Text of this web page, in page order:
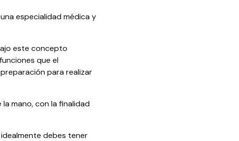
especialidad médica y
este concepto
que el
para realizar
mano, con la finalidad
debes tener